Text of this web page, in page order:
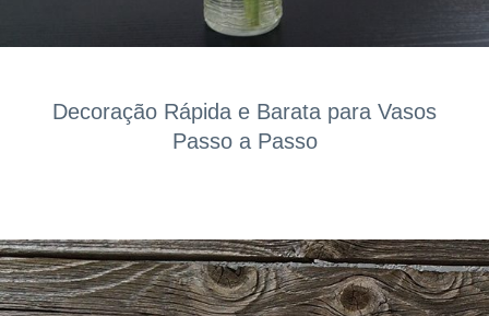
Decoração Rápida e Barata para Vasos
Passo a Passo